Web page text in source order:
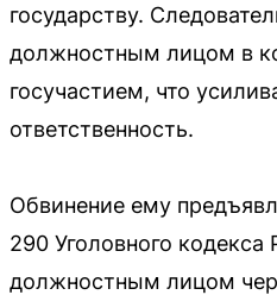
государству.
должностным лицом в
госучастием, что
ответственность.
Обвинение ему
290 Уголовного
должностным лицом